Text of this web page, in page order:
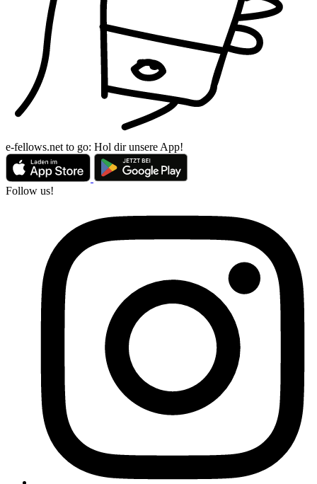
e‑fellows.net to go: Hol dir unsere App!
Follow us!